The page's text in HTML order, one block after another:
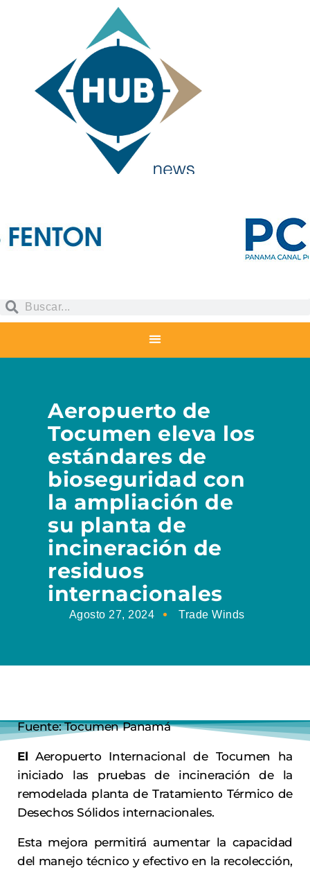
Aeropuerto de
Tocumen eleva los
estándares de
bioseguridad con
la ampliación de
su planta de
incineración de
residuos
internacionales
Agosto 27, 2024 Trade Winds
Fuente: Tocumen Panamá
El Aeropuerto Internacional de Tocumen ha
iniciado las pruebas de incineración de la
remodelada planta de Tratamiento Térmico de
Desechos Sólidos internacionales.
Esta mejora permitirá aumentar la capacidad
del manejo técnico y efectivo en la recolección,